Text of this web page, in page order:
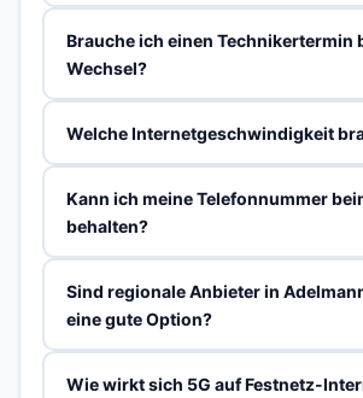
Brauche ich einen Technikertermin
Wechsel?
Welche Internetgeschwindigkeit
Kann ich meine Telefonnummer
behalten?
Sind regionale Anbieter in
eine gute Option?
Wie wirkt sich 5G auf Festnetz-